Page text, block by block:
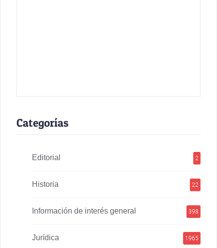
Categorías
Editorial 2
Historia 22
Información de interés general 398
Jurídica 1965